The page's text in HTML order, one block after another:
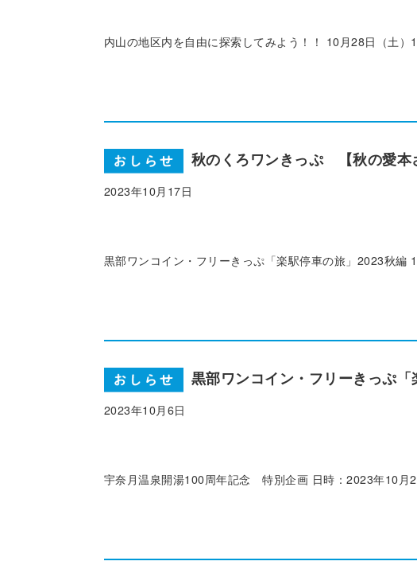
内山の地区内を自由に探索してみよう！！ 10月28日（土
秋のくろワンきっぷ 【秋の愛本
2023年10月17日
黒部ワンコイン・フリーきっぷ「楽駅停車の旅」2023秋
黒部ワンコイン・フリーきっぷ
2023年10月6日
宇奈月温泉開湯100周年記念 特別企画 日時：2023年10月